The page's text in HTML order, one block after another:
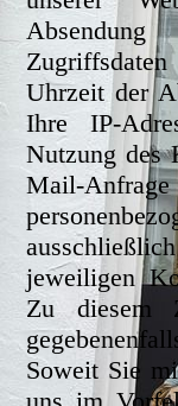
Uhrzeit der
Ihre IP-
Nutzung des
Mail-
jeweiligen
Zu diesem
Soweit Sie